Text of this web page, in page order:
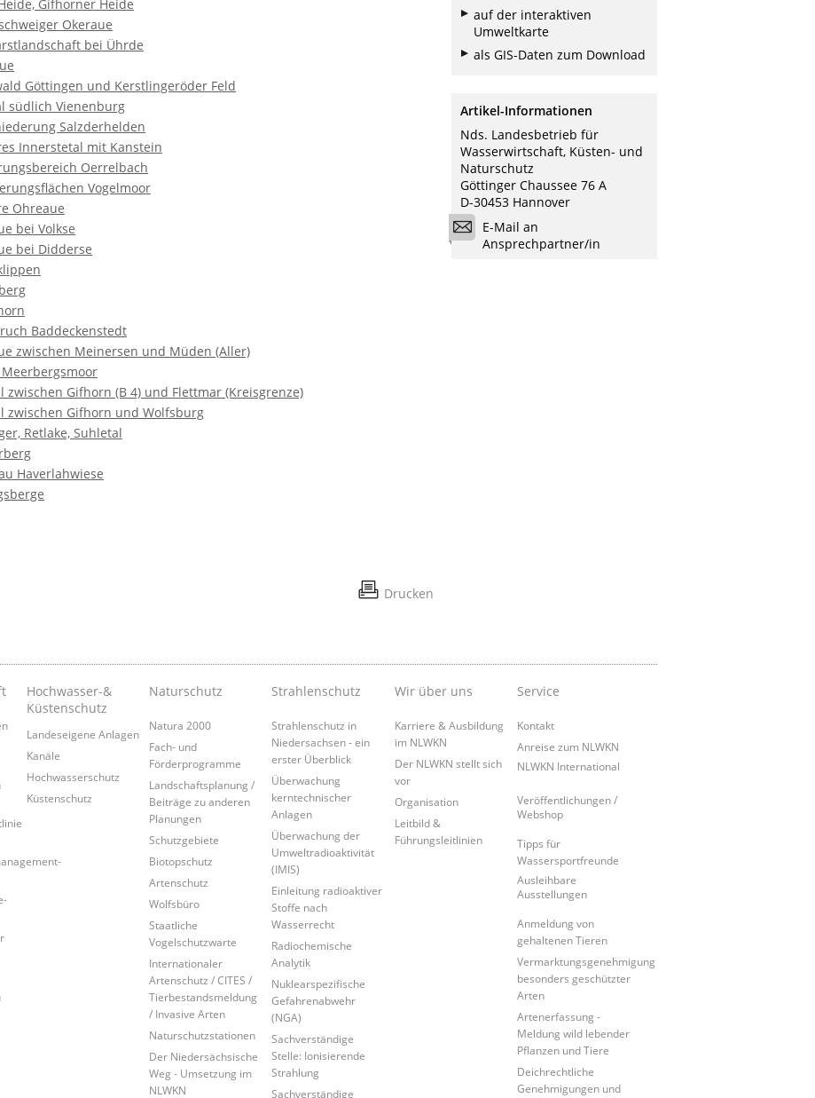
Gifhorner Heide
Okeraue
bei Ührde
Göttingen und Kerstlingeröder Feld
südlich Vienenburg
Salzderhelden
Innerstetal mit Kanstein
Oerrelbach
Vogelmoor
Ohreaue
bei Volkse
bei Didderse
Baddeckenstedt
zwischen Meinersen und Müden (Aller)
zwischen Gifhorn (B 4) und Flettmar (Kreisgrenze)
zwischen Gifhorn und Wolfsburg
Retlake, Suhletal
Haverlahwiese
Drucken
auf der interaktiven
Umweltkarte
als GIS-Daten zum Download
Artikel-Informationen
Nds. Landesbetrieb für
Wasserwirtschaft, Küsten- und
Naturschutz
Göttinger Chaussee 76 A
D-30453 Hannover
E-Mail an
Ansprechpartner/in
Hochwasser-&
Küstenschutz
Landeseigene Anlagen
Kanäle
Hochwasserschutz
Küstenschutz
Naturschutz
Natura 2000
Fach- und
Förderprogramme
Landschaftsplanung /
Beiträge zu anderen
Planungen
Schutzgebiete
Biotopschutz
Artenschutz
Wolfsbüro
Staatliche
Vogelschutzwarte
Internationaler
Artenschutz / CITES /
Tierbestandsmeldung
/ Invasive Arten
Naturschutzstationen
Der Niedersächsische
Weg - Umsetzung im
NLWKN
Strahlenschutz
Strahlenschutz in
Niedersachsen - ein
erster Überblick
Überwachung
kerntechnischer
Anlagen
Überwachung der
Umweltradioaktivität
(IMIS)
Einleitung radioaktiver
Stoffe nach
Wasserrecht
Radiochemische
Analytik
Nuklearspezifische
Gefahrenabwehr
(NGA)
Sachverständige
Stelle: Ionisierende
Strahlung
Sachverständige
Wir über uns
Karriere & Ausbildung
im NLWKN
Der NLWKN stellt sich
vor
Organisation
Leitbild &
Führungsleitlinien
Service
Kontakt
Anreise zum NLWKN
NLWKN International
Veröffentlichungen /
Webshop
Tipps für
Wassersportfreunde
Ausleihbare
Ausstellungen
Anmeldung von
gehaltenen Tieren
Vermarktungsgenehmigung
besonders geschützter
Arten
Artenerfassung -
Meldung wild lebender
Pflanzen und Tiere
Deichrechtliche
Genehmigungen und